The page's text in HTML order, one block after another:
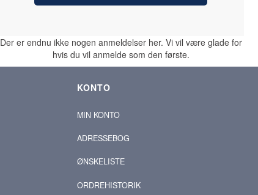
Der er endnu ikke nogen anmeldelser her. Vi vil være glade for
hvis du vil anmelde som den første.
KONTO
MIN KONTO
ADRESSEBOG
ØNSKELISTE
ORDREHISTORIK